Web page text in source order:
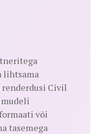
lihtsama
Civil
mudeli
või
tasemega